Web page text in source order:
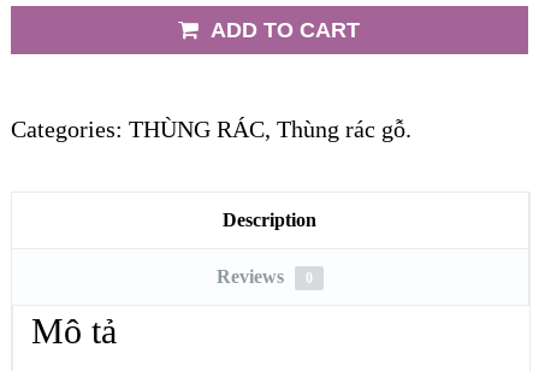
ADD TO CART
Categories: THÙNG RÁC, Thùng rác gỗ.
Description
Reviews 0
Mô tả